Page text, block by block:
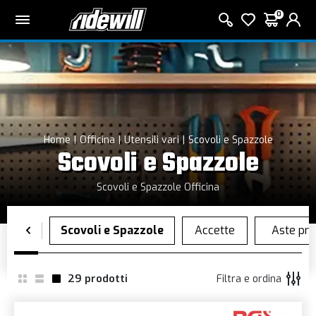
0
Home Officina Utensili vari Scovoli e Spazzole
Scovoli e Spazzole
Scovoli e Spazzole Officina
29 prodotti Filtra e ordina